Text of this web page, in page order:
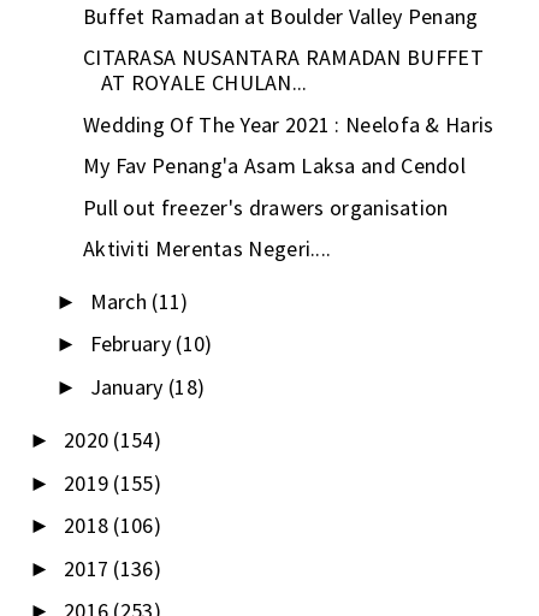
Buffet Ramadan at Boulder Valley Penang
CITARASA NUSANTARA RAMADAN BUFFET
AT ROYALE CHULAN...
Wedding Of The Year 2021 : Neelofa & Haris
My Fav Penang'a Asam Laksa and Cendol
Pull out freezer's drawers organisation
Aktiviti Merentas Negeri....
► March (11)
► February (10)
► January (18)
► 2020 (154)
► 2019 (155)
► 2018 (106)
► 2017 (136)